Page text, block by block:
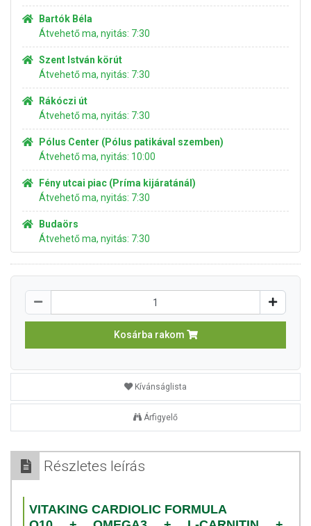
Bartók Béla
Átvehető ma, nyitás: 7:30
Szent István körút
Átvehető ma, nyitás: 7:30
Rákóczi út
Átvehető ma, nyitás: 7:30
Pólus Center (Pólus patikával szemben)
Átvehető ma, nyitás: 10:00
Fény utcai piac (Príma kijáratánál)
Átvehető ma, nyitás: 7:30
Budaörs
Átvehető ma, nyitás: 7:30
Kosárba rakom
Kívánságlista
Árfigyelő
Részletes leírás
VITAKING CARDIOLIC FORMULA